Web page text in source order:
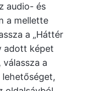
audio- és
a mellette
a „Háttér
adott képet
a
lehetőséget,